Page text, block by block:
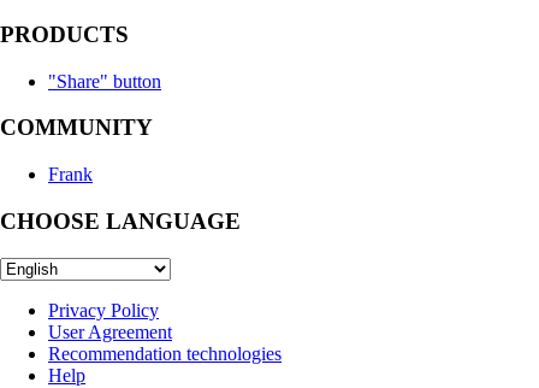
PRODUCTS
"Share" button
COMMUNITY
Frank
CHOOSE LANGUAGE
Privacy Policy
User Agreement
Recommendation technologies
Help